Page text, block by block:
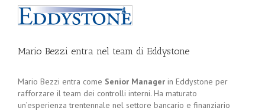
Mario Bezzi entra nel team di Eddystone
Mario Bezzi entra come Senior Manager in Eddystone per
rafforzare il team dei controlli interni. Ha maturato
un’esperienza trentennale nel settore bancario e finanziario